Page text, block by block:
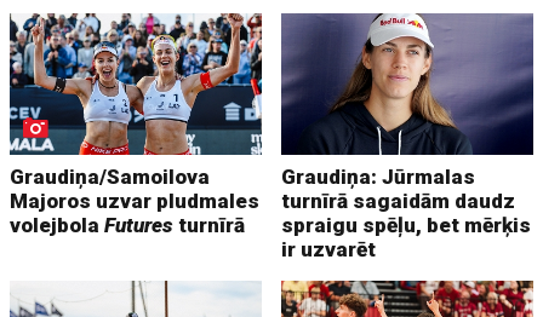
Graudiņa/Samoilova
Majoros uzvar pludmales
volejbolaFutures turnīrā
Graudiņa: Jūrmalas
turnīrā sagaidām daudz
spraigu spēļu, bet mērķis
ir uzvarēt